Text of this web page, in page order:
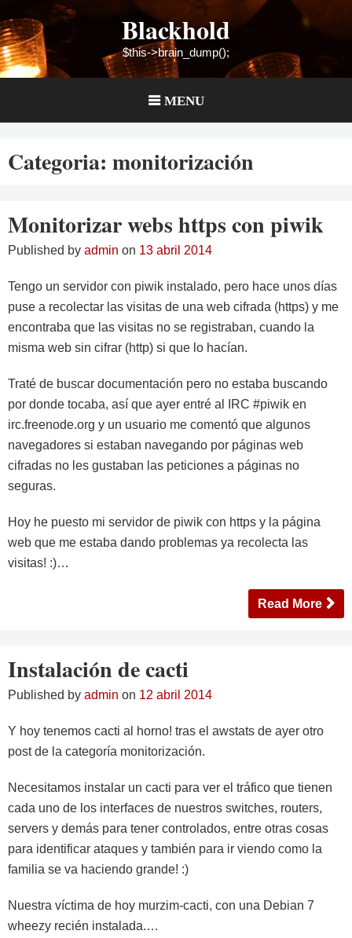
to
content
Blackhold
$this->brain_dump();
MENU
Categoria: monitorización
Monitorizar webs https con piwik
Published by admin on 13 abril 2014
Tengo un servidor con piwik instalado, pero hace unos días
puse a recolectar las visitas de una web cifrada (https) y me
encontraba que las visitas no se registraban, cuando la
misma web sin cifrar (http) si que lo hacían.
Traté de buscar documentación pero no estaba buscando
por donde tocaba, así que ayer entré al IRC #piwik en
irc.freenode.org y un usuario me comentó que algunos
navegadores si estaban navegando por páginas web
cifradas no les gustaban las peticiones a páginas no
seguras.
Hoy he puesto mi servidor de piwik con https y la página
web que me estaba dando problemas ya recolecta las
visitas! :)…
Read More
Instalación de cacti
Published by admin on 12 abril 2014
Y hoy tenemos cacti al horno! tras el awstats de ayer otro
post de la categoría monitorización.
Necesitamos instalar un cacti para ver el tráfico que tienen
cada uno de los interfaces de nuestros switches, routers,
servers y demás para tener controlados, entre otras cosas
para identificar ataques y también para ir viendo como la
familia se va haciendo grande! :)
Nuestra víctima de hoy murzim-cacti, con una Debian 7
wheezy recién instalada.…